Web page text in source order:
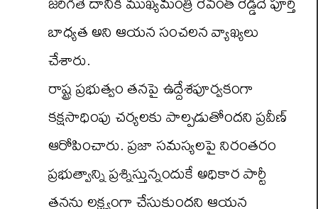
బాధ్యత అని ఆయన సంచలన వ్యాఖ్యలు
చేశారు.
రాష్ట్ర ప్రభుత్వం తనపై ఉద్దేశపూర్వకంగా
కక్షసాధింపు చర్యలకు పాల్పడుతోందని ప్రవీణ్‌
ఆరోపించారు. ప్రజా సమస్యలపై నిరంతరం
ప్రభుత్వాన్ని ప్రశ్నిస్తున్నందుకే అధికార పార్టీ
తనను లక్ష్యంగా చేసుకుందని ఆయన